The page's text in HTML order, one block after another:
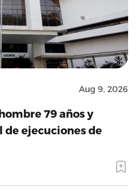
Aug 9, 2026
79 años y
ejecuciones de